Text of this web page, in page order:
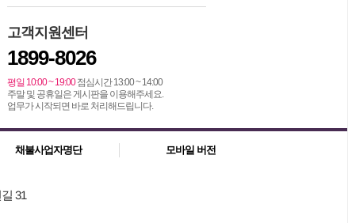
고객지원센터
1899-8026
평일 10:00 ~ 19:00점심시간 13:00 ~ 14:00
주말 및 공휴일은 게시판을 이용해주세요.
업무가 시작되면 바로 처리해드립니다.
채불사업자명단 모바일 버전
31